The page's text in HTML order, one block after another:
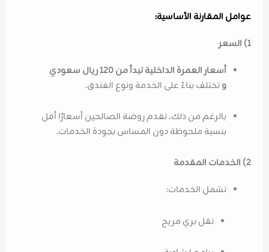
عوامل المقارنة الأساسية:
1) السعر
أسعار العمرة الداخلية تبدأ من 120 ريال سعودي
وتختلف بناءً على الخدمة ونوع الفندق.
بالرغم من ذلك، تقدم روضة الصالحين أسعارًا أقل
بنسبة ملحوظة دون المساس بجودة الخدمات.
2) الخدمات المقدمة
تشمل الخدمات:
نقل بري مريح